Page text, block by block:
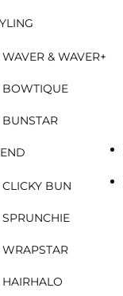
WAVER & WAVER+
BOWTIQUE
BUNSTAR
CLICKY BUN
SPRUNCHIE
WRAPSTAR
HAIRHALO